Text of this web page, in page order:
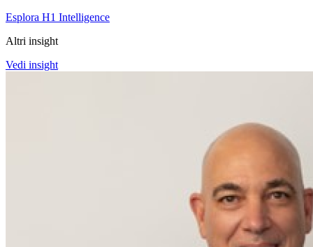
Esplora H1 Intelligence
Altri insight
Vedi insight